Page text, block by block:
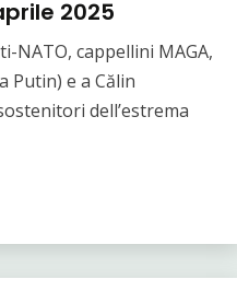
2025
NATO, cappellini MAGA,
Putin) e a Călin
dell’estrema